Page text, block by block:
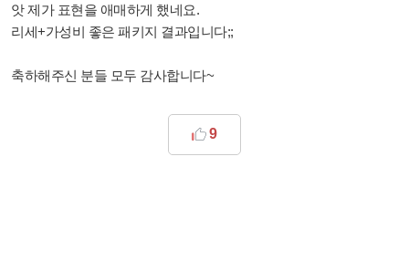
앗 제가 표현을 애매하게 했네요.
리세+가성비 좋은 패키지 결과입니다;;
축하해주신 분들 모두 감사합니다~
9